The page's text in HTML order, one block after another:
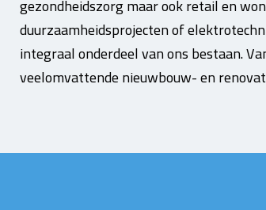
gezondheidszorg maar ook retail en
duurzaamheidsprojecten of
integraal onderdeel van ons bestaan.
veelomvattende nieuwbouw- en